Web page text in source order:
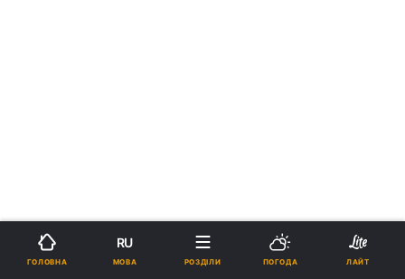
ГОЛОВНА
RU
МОВА РОЗДІЛИ ПОГОДА ЛАЙТ